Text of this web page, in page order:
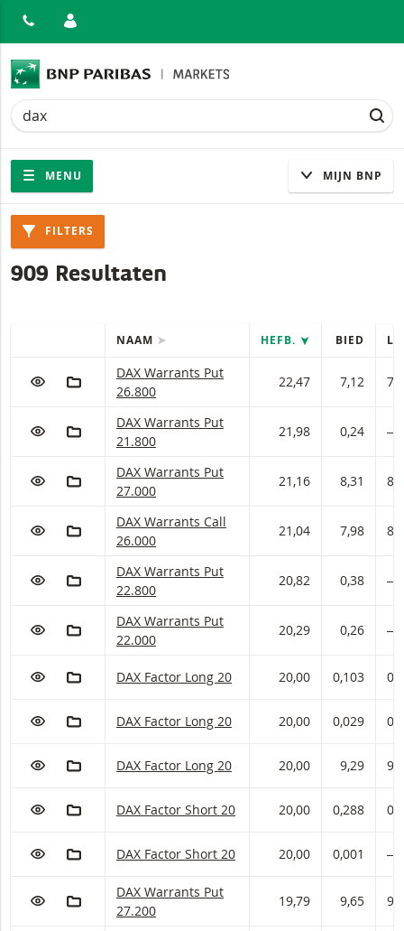
Zoek
Zoek
Navigatie
Site navigatie
MENU MIJN BNP
Producten
FILTERS
909 Resultaten
Tabel met (gefilterde) producten.
NAAM HEFB. BIED
VOEG TOE AAN WATCHLIST
AAN PORTFOLIO TOEVOEGEN
DAX Warrants met ISIN code:
DAX Warrants Put
26.800
22,47 7,12
VOEG TOE AAN WATCHLIST
AAN PORTFOLIO TOEVOEGEN
DAX Warrants met ISIN code:
DAX Warrants Put
21.800
21,98 0,24 ―
VOEG TOE AAN WATCHLIST
AAN PORTFOLIO TOEVOEGEN
DAX Warrants met ISIN code:
DAX Warrants Put
27.000
21,16 8,31
VOEG TOE AAN WATCHLIST
AAN PORTFOLIO TOEVOEGEN
DAX Warrants met ISIN code:
DAX Warrants Call
26.000
21,04 7,98
VOEG TOE AAN WATCHLIST
AAN PORTFOLIO TOEVOEGEN
DAX Warrants met ISIN code:
DAX Warrants Put
22.800
20,82 0,38 ―
VOEG TOE AAN WATCHLIST
AAN PORTFOLIO TOEVOEGEN
DAX Warrants met ISIN code:
DAX Warrants Put
22.000
20,29 0,26 ―
VOEG TOE AAN WATCHLIST
AAN PORTFOLIO TOEVOEGEN
DAX Factor met ISIN code:
DAX Factor Long 20 20,00 0,103
VOEG TOE AAN WATCHLIST
AAN PORTFOLIO TOEVOEGEN
DAX Factor met ISIN code:
DAX Factor Long 20 20,00 0,029
VOEG TOE AAN WATCHLIST
AAN PORTFOLIO TOEVOEGEN
DAX Factor met ISIN code:
DAX Factor Long 20 20,00 9,29
VOEG TOE AAN WATCHLIST
AAN PORTFOLIO TOEVOEGEN
DAX Factor met ISIN code:
DAX Factor Short 20 20,00 0,288
VOEG TOE AAN WATCHLIST
AAN PORTFOLIO TOEVOEGEN
DAX Factor met ISIN code:
DAX Factor Short 20 20,00 0,001 ―
VOEG TOE AAN WATCHLIST
AAN PORTFOLIO TOEVOEGEN
DAX Warrants met ISIN code:
DAX Warrants Put
27.200
19,79 9,65